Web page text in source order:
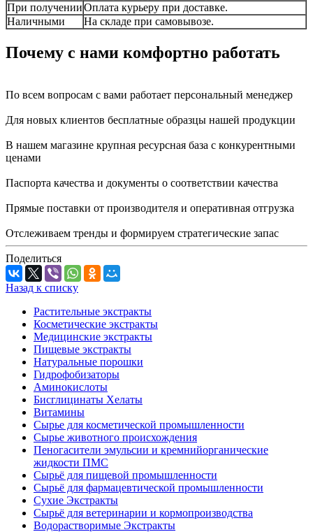
При полученииОплата курьеру при доставке.
Наличными
На складе при самовывозе.
Почему с нами комфортно работать
По всем вопросам с вами работает персональный менеджер
Для новых клиентов бесплатные образцы нашей продукции
В нашем магазине крупная ресурсная база с конкурентными
ценами
Паспорта качества и документы о соответствии качества
Прямые поставки от производителя и оперативная отгрузка
Отслеживаем тренды и формируем стратегические запас
Поделиться
Назад к списку
Растительные экстракты
Косметические экстракты
Медицинские экстракты
Пищевые экстракты
Натуральные порошки
Гидрофобизаторы
Аминокислоты
Бисглицинаты Хелаты
Витамины
Сырье для косметической промышленности
Сырье животного происхождения
Пеногасители эмульсии и кремнийорганические
жидкости ПМС
Сырьё для пищевой промышленности
Сырьё для фармацевтической промышленности
Сухие Экстракты
Сырьё для ветеринарии и кормопроизводства
Водорастворимые Экстракты